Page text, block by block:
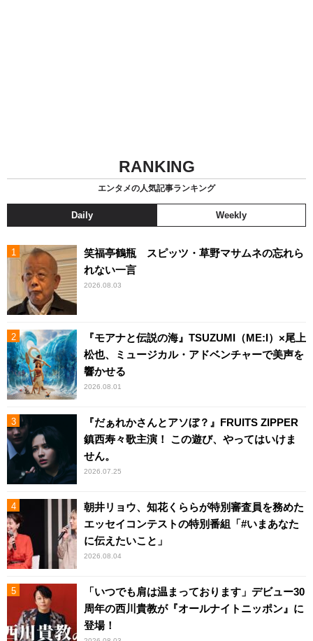
RANKING
エンタメの人気記事ランキング
Daily Weekly
笑福亭鶴瓶 スピッツ・草野マサムネの忘れら
れない一言
2026.08.03
『モアナと伝説の海』TSUZUMI（ME:I）×尾上
松也、ミュージカル・アドベンチャーで美声を
響かせる
2026.08.01
『だぁれかさんとアソぼ？』FRUITS ZIPPER
鎮西寿々歌主演！ この遊び、やってはいけま
せん。
2026.07.25
朝井リョウ、知花くららが特別審査員を務めた
エッセイコンテストの特別番組「#いまあなた
に伝えたいこと」
2026.08.04
「いつでも肩は温まっております」デビュー30
周年の西川貴教が『オールナイトニッポン』に
登場！